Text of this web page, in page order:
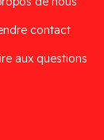
contact
aux questions